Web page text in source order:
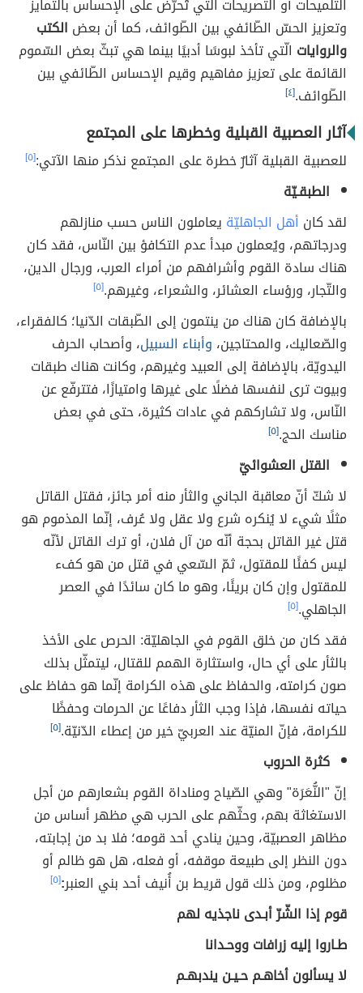
التّلميحات أو التّصريحات الّتي تُحرّض على الإحساس بالتّمايز
وتعزيز الحسّ الطّائفي بين الطّوائف، كما أن بعض الكتب
والروايات الّتي تأخذ لبوسًا أدبيًا بينما هي تبثّ بعض السّموم
القائمة على تعزيز مفاهيم وقيم الإحساس الطّائفي بين
الطّوائف.[٤]
آثار العصبية القبلية وخطرها على المجتمع
للعصبية القبلية آثارٌ خطرة على المجتمع نذكر منها الآتي:[٥]
الطبقـيّة
لقد كان أهل الجاهليّة يعاملون الناس حسب منازلهم
ودرجاتهم، ويُعملون مبدأ عدم التكافؤ بين النّاس، فقد كان
هناك سادة القوم وأشرافهم من أمراء العرب، ورجال الدين،
والتّجار، ورؤساء العشائر، والشعراء، وغيرهم.[٥]
بالإضافة كان هناك من ينتمون إلى الطّبقات الدّنيا؛ كالفقراء،
والصّعاليك، والمحتاجين، وأبناء السبيل، وأصحاب الحرف
اليدويّة، بالإضافة إلى العبيد وغيرهم، وكانت هناك طبقات
وبيوت ترى لنفسها فضلًا على غيرها وامتيازًا، فتترفّع عن
النّاس، ولا تشاركهم في عادات كثيرة، حتى في بعض
مناسك الحج.[٥]
القتل العشوائيّ
لا شكّ أنّ معاقبة الجاني والثأر منه أمر جائز، فقتل القاتل
مثلًا شيء لا يُنكره شرع ولا عقل ولا عُرف، إنّما المذموم هو
قتل غير القاتل بحجة أنّه من آل فلان، أو ترك القاتل لأنّه
ليس كفئًا للمقتول، ثمّ السّعي في قتل من هو كفء
للمقتول وإن كان بريئًا، وهو ما كان سائدًا في العصر
الجاهلي.[٥]
فقد كان من خلق القوم في الجاهليّة: الحرص على الأخذ
بالثأر على أي حال، واستثارة الهمم للقتال، ليتمثّل بذلك
صون كرامته، والحفاظ على هذه الكرامة إنّما هو حفاظ على
حياته نفسها، فإذا وجب الثأر دفاعًا عن الحرمات وحفظًا
للكرامة، فإنّ المنيّة عند العربيّ خير من إعطاء الدّنيّة.[٥]
كثرة الحروب
إنّ "النُّعَرَة" وهي الصّياح ومناداة القوم بشعارهم من أجل
الاستغاثة بهم، وحثّهم على الحرب هي مظهر أساس من
مظاهر العصبيّة، وحين ينادي أحد قومه؛ فلا بد من إجابته،
دون النظر إلى طبيعة موقفه، أو فعله، هل هو ظالم أو
مظلوم، ومن ذلك قول قريط بن أُنيف أحد بني العنبر:[٥]
قوم إذا الشّرّ أبـدى ناجذيه لهم
طـاروا إليه زرافات ووحـدانا
لا يسألون أخاهـم حـيـن يندبهـم